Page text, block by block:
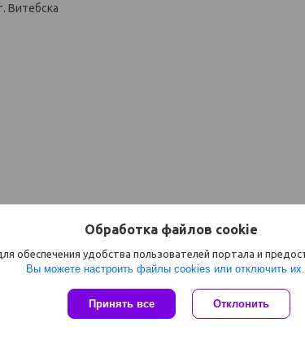
Витебска
Сайт создан на платформе Deal.by
Политика обработки файлов cookies
Обработка файлов cookie
обеспечения удобства пользователей портала и
Вы можете настроить файлы cookies или отключить их.
Принять все Отклонить